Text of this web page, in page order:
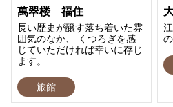
萬翠楼 福住
長い歴史が醸す落ち着いた雰
囲気のなか、 くつろぎを感
じていただければ幸いに存じ
ます。
旅館